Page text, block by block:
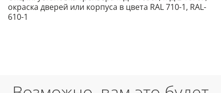
окраска дверей или корпуса в цвета RAL 710-1, RAL-
610-1